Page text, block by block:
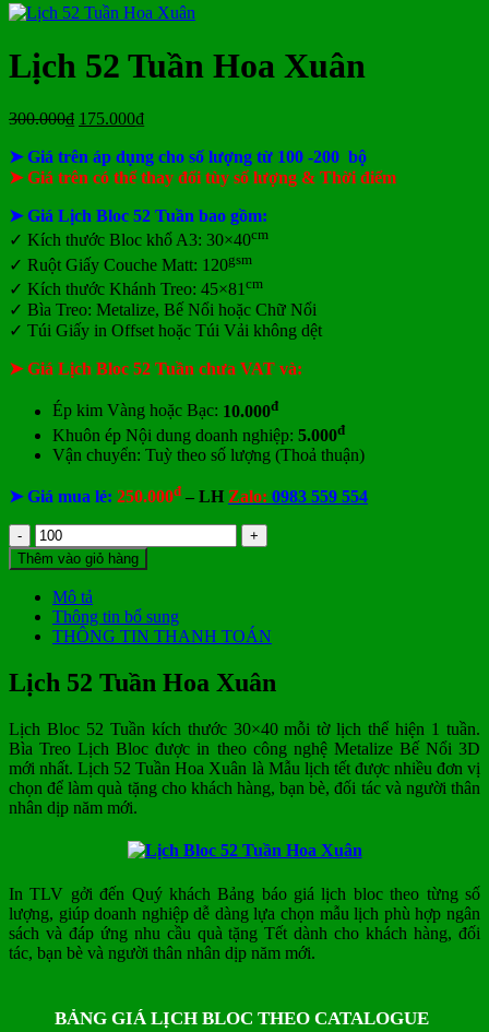
Treo
Tường
Khổ
Mẫu
TLV
ở
lịch
Bloc
Bảng
giá
Bàn
Lịch 52 Tuần Hoa Xuân
300.000₫ Giá
là:
300.000₫.
175.000₫Giá
tại
là:
➤ Giá trên áp dụng cho số lượng từ 100 -200 bộ
➤ Giá trên có thể thay đổi tùy số lượng & Thời điểm
➤ Giá Lịch Bloc 52 Tuần bao gồm:
✓ Kích thước Bloc khổ A3: 30×40cm
✓ Ruột Giấy Couche Matt: 120gsm
✓ Kích thước Khánh Treo: 45×81 cm
✓ Bìa Treo: Metalize, Bế Nổi hoặc Chữ Nổi
✓ Túi Giấy in Offset hoặc Túi Vải không dệt
➤ Giá Lịch Bloc 52 Tuần chưa VAT và:
Ép kim Vàng hoặc Bạc: 10.000đ
Khuôn ép Nội dung doanh nghiệp: 5.000đ
Vận chuyển: Tuỳ theo số lượng (Thoả thuận)
➤ Giá mua lẻ: 250.000đ – LH Zalo: 0983 559 554
Lịch
52
Tuần
Hoa
Xuân
số
lượng
Thêm vào giỏ hàng
Mô tả
Thông tin bổ sung
THÔNG TIN THANH TOÁN
Lịch 52 Tuần Hoa Xuân
Lịch Bloc 52 Tuần kích thước 30×40 mỗi tờ lịch thể hiện 1 tuần.
Bìa Treo Lịch Bloc được in theo công nghệ Metalize Bế Nổi 3D
mới nhất.Lịch 52 Tuần Hoa Xuân là Mẫu lịch tết được nhiều đơn vị
chọn để làm quà tặng cho khách hàng, bạn bè, đối tác và người thân
nhân dịp năm mới.
In TLV gởi đến Quý khách Bảng báo giá lịch bloc theo từng số
lượng, giúp doanh nghiệp dễ dàng lựa chọn mẫu lịch phù hợp ngân
sách và đáp ứng nhu cầu quà tặng Tết dành cho khách hàng, đối
tác, bạn bè và người thân nhân dịp năm mới.
BẢNG GIÁ LỊCH BLOC THEO CATALOGUE